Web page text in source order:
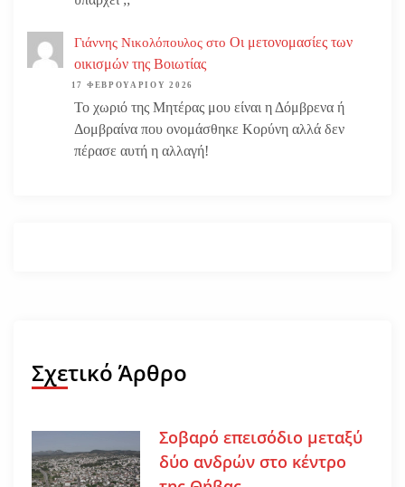
Γιάννης Νικολόπουλος στο Οι μετονομασίες των
οικισμών της Βοιωτίας
17 ΦΕΒΡΟΥΑΡΊΟΥ 2026
Το χωριό της Μητέρας μου είναι η Δόμβρενα ή
Δομβραίνα που ονομάσθηκε Κορύνη αλλά δεν
πέρασε αυτή η αλλαγή!
Σχετικό Άρθρο
Σοβαρό επεισόδιο μεταξύ
δύο ανδρών στο κέντρο